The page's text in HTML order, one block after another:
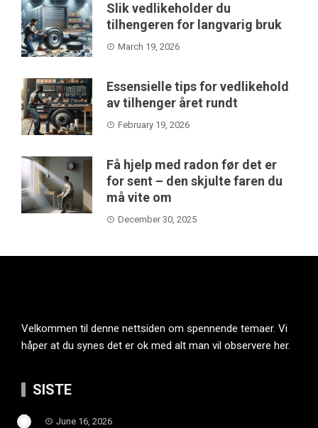
Slik vedlikeholder du
tilhengeren for langvarig bruk
March 19, 2026
Essensielle tips for vedlikehold
av tilhenger året rundt
February 19, 2026
Få hjelp med radon før det er
for sent – den skjulte faren du
må vite om
December 30, 2025
Velkommen til denne nettsiden om spennende temaer. Vi
håper at du synes det er ok med alt man vil observere her.
SISTE
June 16, 2026